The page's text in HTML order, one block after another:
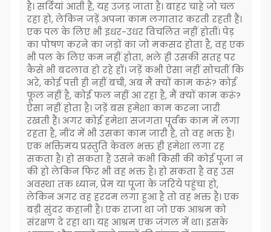
है। सर्दियां आती हैं, यह उजड़ जाता है। बाहर चाहे जो चल
रहा हो, लेकिन जड़ें अपना काम लगातार करती रहती हैं।
एक पल के लिए भी इधर-उधर विचलित नहीं होतीं। पेड़
का पोषण करने का जड़ों का जो मकसद होता है, वह एक
भी पल के लिए कम नहीं होता, भले ही उसकी सतह पर
कैसे भी बदलाव हो रहे हों। जड़ें कभी ऐसा नहीं सोचतीं कि
अरे, कोई पत्ती ही नहीं बची, अब मैं क्यों काम करूं? कोई
फूल नहीं है, कोई फल नहीं आ रहा है, मैं क्यों काम करूं?
ऐसा नहीं होता है। जड़ें बस हमेशा काम करना जारी
रखती हैं। अगर कोई हमेशा सजगता पूर्वक काम में लगा
रहता है, नींद में भी उसका काम जारी है, तो वह भक्त है।
एक भक्तिमय प्रस्तुति केवल भक्त ही हमेशा लगा रह
सकता है। हो सकता है उसने कभी किसी की कोई पूजा न
की हो लेकिन फिर भी वह भक्त है। हो सकता है वह उस
अवस्था तक ध्यान, प्रेम या पूजा के जरिये पहुंचा हो,
लेकिन अगर वह हरदम लगा हुआ है तो वह भक्त है। एक
बड़ी सुंदर कहानी है। एक राजा था जो एक आश्रम को
संरक्षण दे रहा था। यह आश्रम एक जंगल में था। इसके